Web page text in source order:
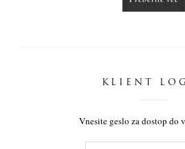
KLIENT
Vnesite geslo za dostop do